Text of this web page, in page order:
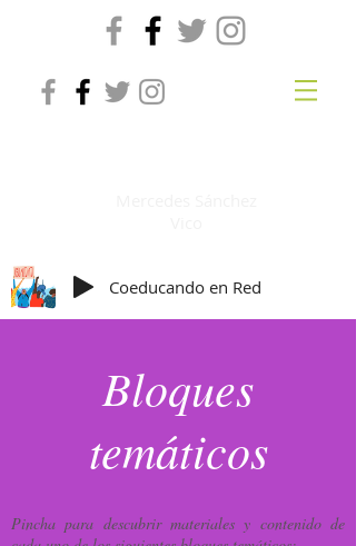
Coeducando en Red
Bloques
temáticos
Pincha para descubrir materiales y contenido de